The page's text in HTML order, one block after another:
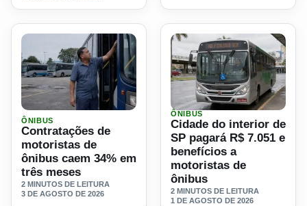
Ler materia: Contratações de motoristas de ônibus caem
ÔNIBUS
Contratações de
motoristas de
ônibus caem 34% em
três meses
2 MINUTOS DE LEITURA
3 DE AGOSTO DE 2026
Ler materia: Cidade do
ÔNIBUS
Cidade do interior de
SP pagará R$ 7.051 e
benefícios a
motoristas de
ônibus
2 MINUTOS DE LEITURA
1 DE AGOSTO DE 2026